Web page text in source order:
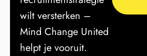
wilt versterken –
Mind Change United
helpt je vooruit.